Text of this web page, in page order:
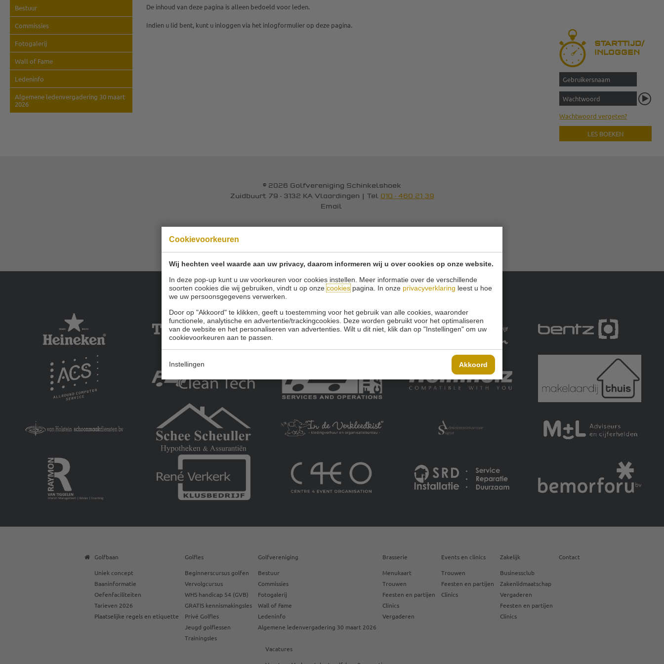
Cookievoorkeuren
Wij hechten veel waarde aan uw privacy, daarom informeren wij u over cookies op onze website.
In deze pop-up kunt u uw voorkeuren voor cookies instellen. Meer informatie over de verschillende
soorten cookies die wij gebruiken, vindt u op onzecookiespagina. In onze privacyverklaring leest u hoe
we uw persoonsgegevens verwerken.
Door op "Akkoord" te klikken, geeft u toestemming voor het gebruik van alle cookies, waaronder
functionele, analytische en advertentie/trackingcookies. Deze worden gebruikt voor het optimaliseren
van de website en het personaliseren van advertenties. Wilt u dit niet, klik dan op "Instellingen" om uw
cookievoorkeuren aan te passen.
Instellingen Akkoord
Bestuur
Commissies
Fotogalerij
Wall of Fame
Ledeninfo
Algemene ledenvergadering 30 maart
2026
De inhoud van deze pagina is alleen bedoeld voor leden.
Indien u lid bent, kunt u inloggen via het inlogformulier op deze pagina.
STARTTIJD/
INLOGGEN
Wachtwoord vergeten?
LES BOEKEN
© 2026 Golfvereniging Schinkelshoek
Zuidbuurt 79 - 3132 KA Vlaardingen | Tel 010 - 460 21 39
Email
Golfbaan
Uniek concept
Baaninformatie
Oefenfaciliteiten
Tarieven 2026
Plaatselijke regels en etiquette
Golfles
Beginnerscursus golfen
Vervolgcursus
WHS handicap 54 (GVB)
GRATIS kennismakingsles
Privé Golfles
Jeugd golflessen
Trainingsles
Golfvereniging
Bestuur
Commissies
Fotogalerij
Wall of Fame
Ledeninfo
Algemene ledenvergadering 30 maart 2026
Brasserie
Menukaart
Trouwen
Feesten en partijen
Clinics
Vergaderen
Events en clinics
Trouwen
Feesten en partijen
Clinics
Zakelijk
Businessclub
Zakenlidmaatschap
Vergaderen
Feesten en partijen
Clinics
Contact
Vacatures